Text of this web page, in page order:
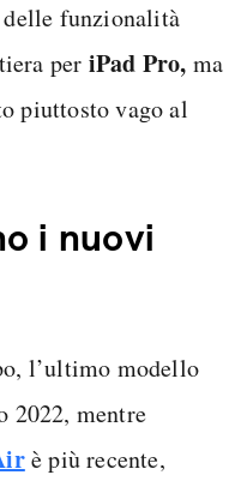
delle funzionalità
per iPad Pro, ma
piuttosto vago al
i nuovi
l’ultimo modello
2022, mentre
è più recente,